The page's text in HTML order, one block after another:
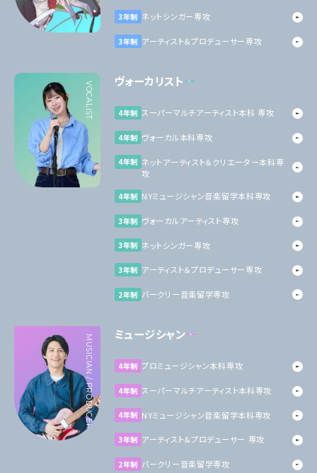
3年制 ネットシンガー専攻
3年制 アーティスト＆プロデューサー専攻
VOCALIST ヴォーカリスト
4年制 スーパーマルチアーティスト本科 専攻
4年制 ヴォーカル本科専攻
4年制 ネットアーティスト＆クリエーター本科専
攻
4年制 NYミュージシャン音楽留学本科専攻
3年制 ヴォーカルアーティスト専攻
3年制 ネットシンガー専攻
3年制 アーティスト＆プロデューサー専攻
2年制 バークリー音楽留学専攻
MUSICIAN / PRODUCER ミュージシャン
4年制 プロミュージシャン本科専攻
4年制 スーパーマルチアーティスト本科専攻
4年制 NYミュージシャン音楽留学本科専攻
3年制 アーティスト＆プロデューサー 専攻
2年制 バークリー音楽留学専攻